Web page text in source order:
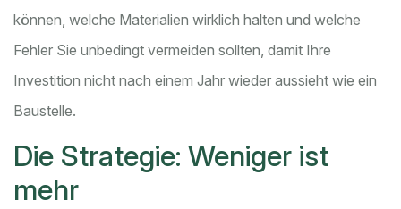
können, welche Materialien wirklich halten und welche
Fehler Sie unbedingt vermeiden sollten, damit Ihre
Investition nicht nach einem Jahr wieder aussieht wie ein
Baustelle.
Die Strategie: Weniger ist
mehr